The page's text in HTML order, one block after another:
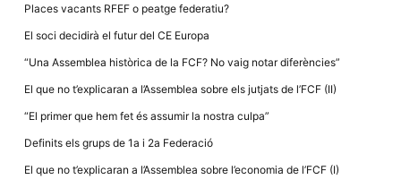
Places vacants RFEF o peatge federatiu?
El soci decidirà el futur del CE Europa
“Una Assemblea històrica de la FCF? No vaig notar diferències”
El que no t’explicaran a l’Assemblea sobre els jutjats de l’FCF (II)
“El primer que hem fet és assumir la nostra culpa”
Definits els grups de 1a i 2a Federació
El que no t’explicaran a l’Assemblea sobre l’economia de l’FCF (I)